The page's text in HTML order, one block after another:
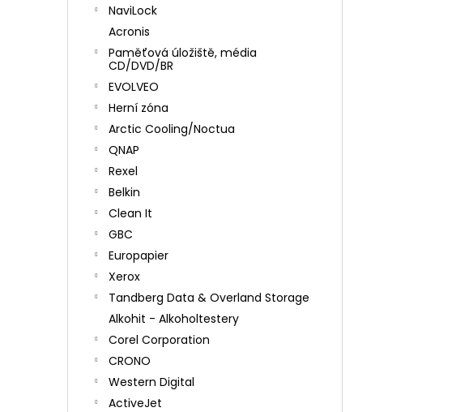
NaviLock
Acronis
Paměťová úložiště, média
CD/DVD/BR
EVOLVEO
Herní zóna
Arctic Cooling/Noctua
QNAP
Rexel
Belkin
Clean It
GBC
Europapier
Xerox
Tandberg Data & Overland Storage
Alkohit - Alkoholtestery
Corel Corporation
CRONO
Western Digital
ActiveJet